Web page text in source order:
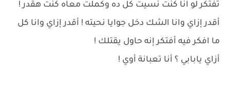
تفتكر لو انا كنت نسيت كل ده وكملت معاه كنت هقدر !
أقدر إزاي وانا الشك دخل جوايا نحيته ! أقدر إزاي وانا كل
ما افكر فيه أفتكر إنه حاول يقتلك !
أزاي يابابي ؟ أنا تعبانة أوي !